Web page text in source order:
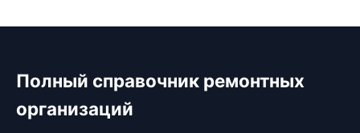
Полный справочник ремонтных
организаций